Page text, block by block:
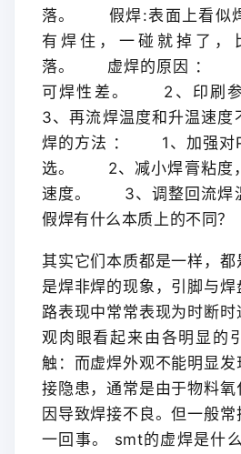
落。 假焊:表面上看似
有焊住，一碰就掉了，
落。 虚焊的原因 ：
可焊性差。 2、印刷
3、再流焊温度和升温
焊的方法 ： 1、加强对
选。 2、减小焊膏粘度
速度。 3、调整回流焊
假焊有什么本质上的不同？
其实它们本质都是一样，
是焊非焊的现象，引脚与
路表现中常常表现为时断
观肉眼看起来由各明显的
触：而虚焊外观不能明显
接隐患，通常是由于物料氧
因导致焊接不良。但一般
一回事。
smt的虚焊是什